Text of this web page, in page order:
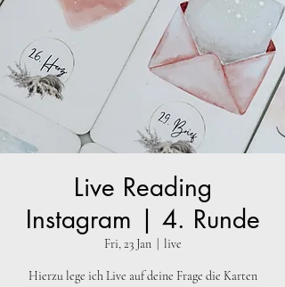
Live Reading
Instagram | 4. Runde
Fri, 23 Jan
  |
live
Hierzu lege ich Live auf deine Frage die Karten